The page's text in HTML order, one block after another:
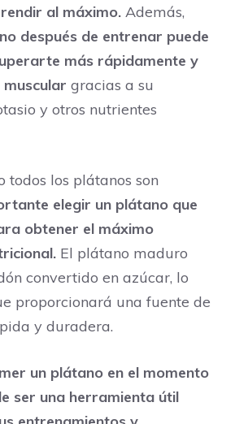
al máximo. Además,
después de entrenar puede
más rápidamente y
gracias a su
y otros nutrientes
todos los plátanos son
elegir un plátano que
obtener el máximo
El plátano maduro
convertido en azúcar, lo
proporcionará una fuente de
y duradera.
un plátano en el momento
ser una herramienta útil